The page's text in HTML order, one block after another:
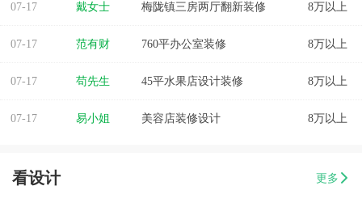
07-17 范有财 760平办公室装修 8万以上
07-17 苟先生 45平水果店设计装修 8万以上
07-17 易小姐 美容店装修设计 8万以上
07-17 8万以上
看设计 更多